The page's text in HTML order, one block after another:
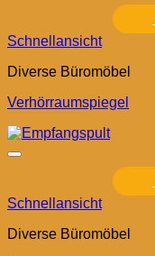
Schnellansicht
Diverse Büromöbel
Verhörraumspiegel
Schnellansicht
Diverse Büromöbel